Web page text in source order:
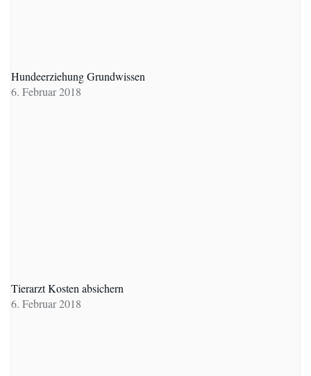
Hundeerziehung Grundwissen
6. Februar 2018
Tierarzt Kosten absichern
6. Februar 2018